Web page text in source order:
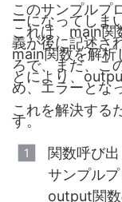
このサンプルプ
ーになってしま
これは、main
義が後に記述さ
main関数を解
ろで、まだ、こ
とにより、
め、エラーとな
これを解決する
す。
関数呼び出
サンプル
output関数